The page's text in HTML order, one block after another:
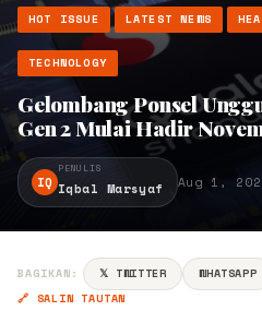
HOT ISSUE LATEST NEWS
TECHNOLOGY
Gelombang Ponsel
Gen 2 Mulai Hadir
IQ
PENULIS
Iqbal Marsyaf Aug 1,
BAGIKAN: 𝕏 TWITTER WHATSAPP
🔗 SALIN TAUTAN